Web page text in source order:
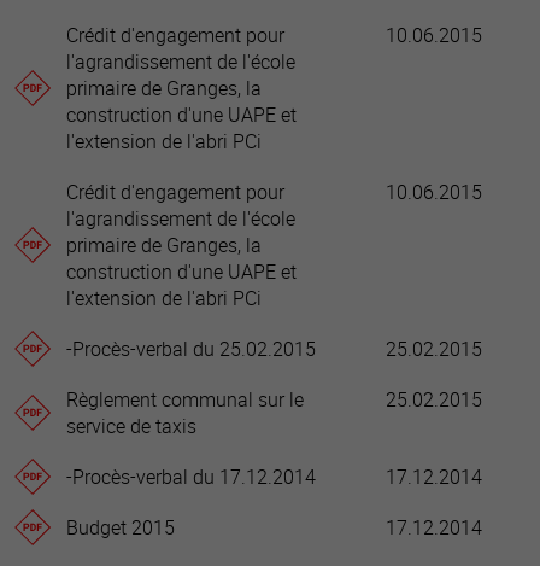
Crédit d'engagement pour
l'agrandissement de l'école
primaire de Granges, la
construction d'une UAPE et
l'extension de l'abri PCi
10.06.2015
Crédit d'engagement pour
l'agrandissement de l'école
primaire de Granges, la
construction d'une UAPE et
l'extension de l'abri PCi
10.06.2015
-Procès-verbal du 25.02.2015
25.02.2015
Règlement communal sur le
service de taxis
25.02.2015
-Procès-verbal du 17.12.2014
17.12.2014
Budget 2015
17.12.2014